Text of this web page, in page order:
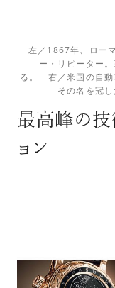
左／1867年、ロー
ー・リピーター
る。 右／米国の自動
その名を冠
最高峰の技
ョン